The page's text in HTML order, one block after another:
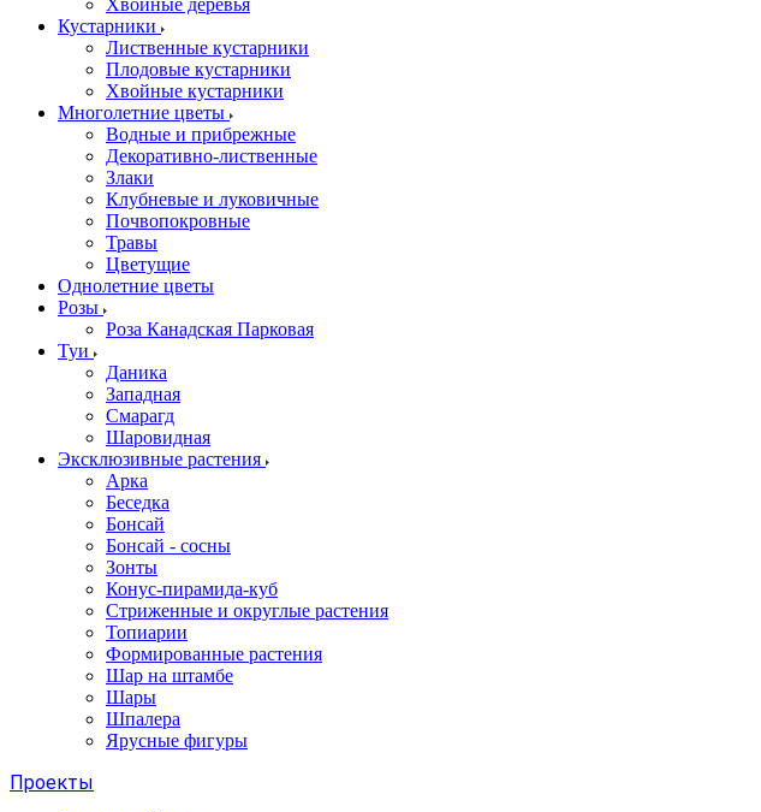
Хвойные деревья
Кустарники
Лиственные кустарники
Плодовые кустарники
Хвойные кустарники
Многолетние цветы
Водные и прибрежные
Декоративно-лиственные
Злаки
Клубневые и луковичные
Почвопокровные
Травы
Цветущие
Однолетние цветы
Розы
Роза Канадская Парковая
Туи
Даника
Западная
Смарагд
Шаровидная
Эксклюзивные растения
Арка
Беседка
Бонсай
Бонсай - сосны
Зонты
Конус-пирамида-куб
Стриженные и округлые растения
Топиарии
Формированные растения
Шар на штамбе
Шары
Шпалера
Ярусные фигуры
Проекты